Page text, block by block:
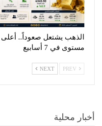
الذهب يشتعل صعوداً.. أعلى
مستوى في 7 أسابيع
NEXT
أخبار محلية